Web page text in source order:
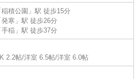
稲積公園 」駅 徒歩15分
発寒 」駅 徒歩26分
手稲 」駅 徒歩37分
K 2.2帖/洋室 6.5帖/洋室 6.0帖